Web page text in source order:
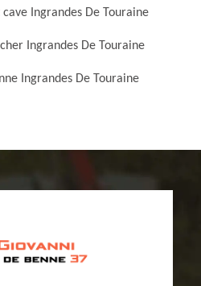
Ingrandes De Touraine
Ingrandes De Touraine
Ingrandes De Touraine